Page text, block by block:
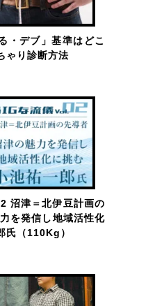
・デブ」基準はどこ
ゃり診断方法
沼津＝北伊豆計画の
を発信し地域活性化
氏（110Kg）